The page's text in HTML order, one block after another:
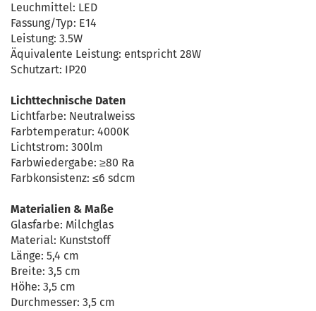
Leuchmittel: LED
Fassung/Typ: E14
Leistung: 3.5W
Äquivalente Leistung: entspricht 28W
Schutzart: IP20
Lichttechnische Daten
Lichtfarbe: Neutralweiss
Farbtemperatur: 4000K
Lichtstrom: 300lm
Farbwiedergabe: ≥80 Ra
Farbkonsistenz: ≤6 sdcm
Materialien & Maße
Glasfarbe: Milchglas
Material: Kunststoff
Länge: 5,4 cm
Breite: 3,5 cm
Höhe: 3,5 cm
Durchmesser: 3,5 cm